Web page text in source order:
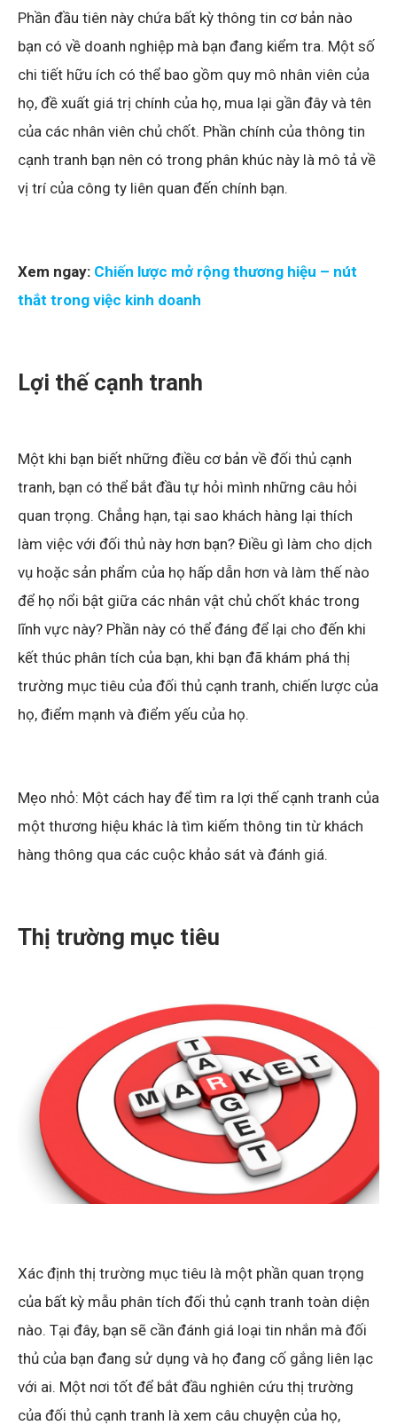
Phần đầu tiên này chứa bất kỳ thông tin cơ bản nào
bạn có về doanh nghiệp mà bạn đang kiểm tra. Một số
chi tiết hữu ích có thể bao gồm quy mô nhân viên của
họ, đề xuất giá trị chính của họ, mua lại gần đây và tên
của các nhân viên chủ chốt. Phần chính của thông tin
cạnh tranh bạn nên có trong phân khúc này là mô tả về
vị trí của công ty liên quan đến chính bạn.
Xem ngay: Chiến lược mở rộng thương hiệu – nút
thắt trong việc kinh doanh
Lợi thế cạnh tranh
Một khi bạn biết những điều cơ bản về đối thủ cạnh
tranh, bạn có thể bắt đầu tự hỏi mình những câu hỏi
quan trọng. Chẳng hạn, tại sao khách hàng lại thích
làm việc với đối thủ này hơn bạn? Điều gì làm cho dịch
vụ hoặc sản phẩm của họ hấp dẫn hơn và làm thế nào
để họ nổi bật giữa các nhân vật chủ chốt khác trong
lĩnh vực này? Phần này có thể đáng để lại cho đến khi
kết thúc phân tích của bạn, khi bạn đã khám phá thị
trường mục tiêu của đối thủ cạnh tranh, chiến lược của
họ, điểm mạnh và điểm yếu của họ.
Mẹo nhỏ: Một cách hay để tìm ra lợi thế cạnh tranh của
một thương hiệu khác là tìm kiếm thông tin từ khách
hàng thông qua các cuộc khảo sát và đánh giá.
Thị trường mục tiêu
Xác định thị trường mục tiêu là một phần quan trọng
của bất kỳ mẫu phân tích đối thủ cạnh tranh toàn diện
nào. Tại đây, bạn sẽ cần đánh giá loại tin nhắn mà đối
thủ của bạn đang sử dụng và họ đang cố gắng liên lạc
với ai. Một nơi tốt để bắt đầu nghiên cứu thị trường
của đối thủ cạnh tranh là xem câu chuyện của họ,